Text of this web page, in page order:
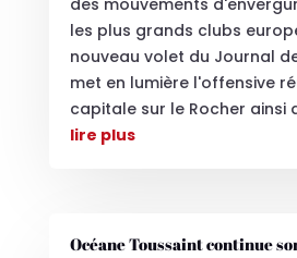
des mouvements
les plus grands clubs
nouveau volet du Journal
met en lumière l'offensive
capitale sur le Rocher ainsi
lire plus
Océane Toussaint continue